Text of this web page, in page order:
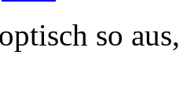
so